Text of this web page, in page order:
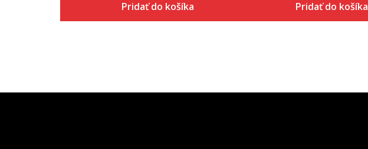
Pridať do košíka Pridať do košíka